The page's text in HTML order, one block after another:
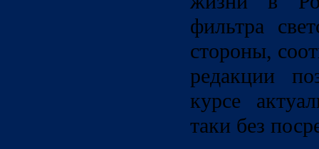
фильтра
стороны,
редакции
курсе
таки без